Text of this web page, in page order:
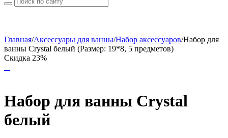
Главная/Аксессуары для ванны/Набор аксессуаров/Набор для
ванны Crystal белый (Размер: 19*8, 5 предметов)
Скидка 23%
Набор для ванны Crystal
белый